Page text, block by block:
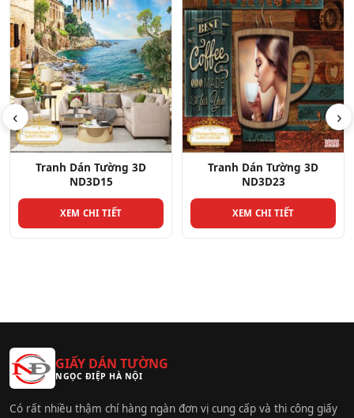
‹
Tranh Dán Tường 3D
ND3D23
XEM CHI TIẾT
Tranh Dán Tường
ND3D21
XEM CHI TIẾT
›
GIẤY DÁN TƯỜNG
NGỌC ĐIỆP HÀ NỘI
Có rất nhiều thậm chí hàng ngàn đơn vị cung cấp và thi công giấy